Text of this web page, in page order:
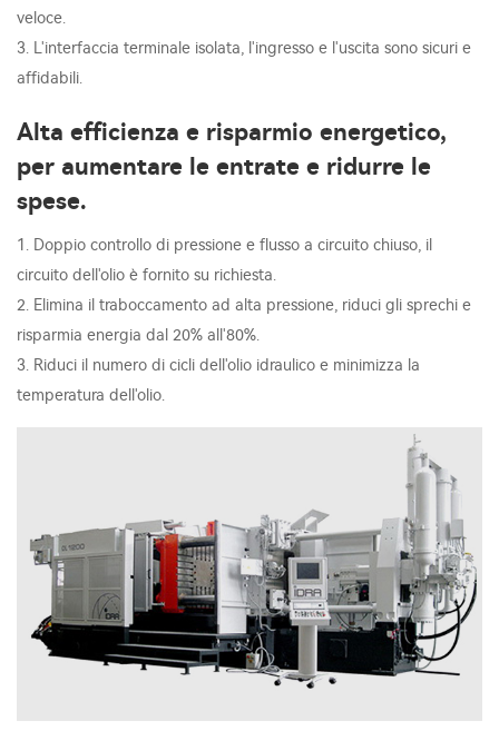
veloce.
3. L'interfaccia terminale isolata, l'ingresso e l'uscita sono sicuri e
affidabili.
Alta efficienza e risparmio energetico,
per aumentare le entrate e ridurre le
spese.
1. Doppio controllo di pressione e flusso a circuito chiuso, il
circuito dell'olio è fornito su richiesta.
2. Elimina il traboccamento ad alta pressione, riduci gli sprechi e
risparmia energia dal 20% all'80%.
3. Riduci il numero di cicli dell'olio idraulico e minimizza la
temperatura dell'olio.